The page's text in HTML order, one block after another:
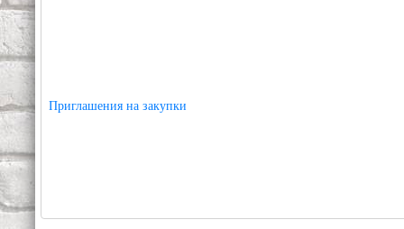
Приглашения на закупки